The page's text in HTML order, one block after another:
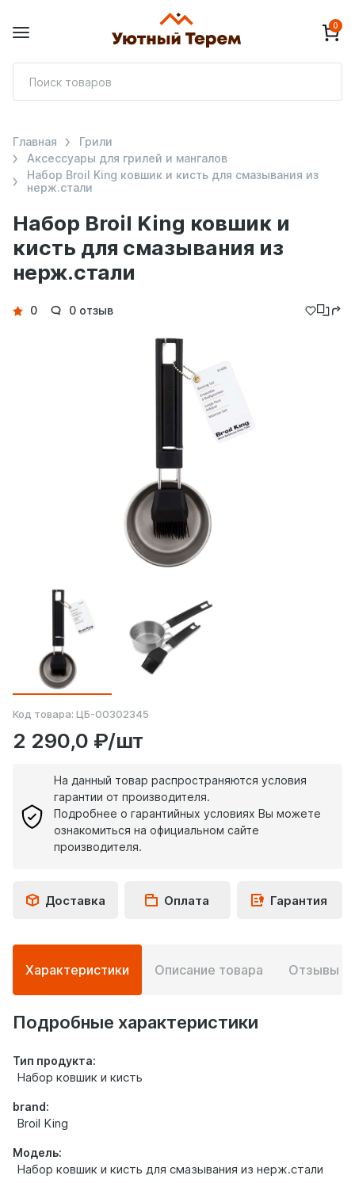
0
Набор Broil King ковшик и
кисть для смазывания из
нерж.стали
Главная
Грили
Аксессуары для грилей и мангалов
Набор Broil King ковшик и кисть для смазывания из
нерж.стали
Детали
0 0 отзыв
Код товара: ЦБ-00302345
2 290,0 ₽/шт
На данный товар распространяются условия
гарантии от производителя.
Подробнее о гарантийных условиях Вы можете
ознакомиться на официальном сайте
производителя.
Доставка Оплата Гарантия
Подробная
информация
о
товаре
Характеристики Описание товара Отзывы
Подробные характеристики
Тип продукта:
Набор ковшик и кисть
brand:
Broil King
Модель:
Набор ковшик и кисть для смазывания из нерж.стали